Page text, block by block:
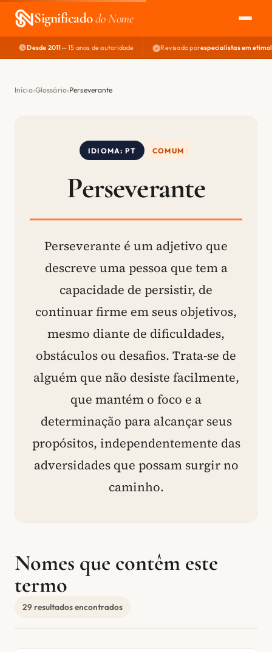
Significadodo Nome
EXPLORAR
NOME PERFEITO
Desde 2011— 15 anos de autoridade Revisado porespecialistas em
Início Glossário Perseverante
IDIOMA: PT COMUM
Perseverante
Perseverante é um adjetivo que
descreve uma pessoa que tem a
capacidade de persistir, de
continuar firme em seus objetivos,
mesmo diante de dificuldades,
obstáculos ou desafios. Trata-se de
alguém que não desiste facilmente,
que mantém o foco e a
determinação para alcançar seus
propósitos, independentemente das
adversidades que possam surgir no
caminho.
Nomes que contêm este
termo
29 resultados encontrados